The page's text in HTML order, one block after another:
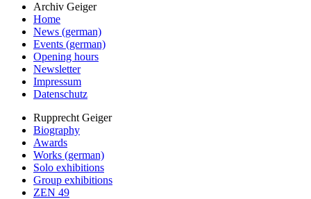
Archiv Geiger
Home
News (german)
Events (german)
Opening hours
Newsletter
Impressum
Datenschutz
Rupprecht Geiger
Biography
Awards
Works (german)
Solo exhibitions
Group exhibitions
ZEN 49